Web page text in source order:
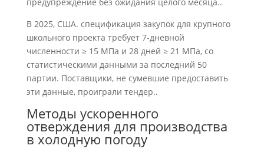
В 2025, США. спецификация закупок для крупного
школьного проекта требует 7-дневной
численности ≥ 15 МПа и 28 дней ≥ 21 МПа, со
статистическими данными за последний 50
партии. Поставщики, не сумевшие предоставить
эти данные, проиграли тендер..
Методы ускоренного
отверждения для производства
в холодную погоду